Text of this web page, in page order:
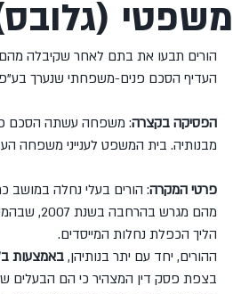
משפטי
הורים תבעו את בתם לאחר שקיבלה
העדיף הסכם פנים-משפחתי שנערך בע"פ
הפסיקה בקצרה: משפחה עשתה הסכם
מבנותיה. בית המשפט לענייני משפחה
פרטי המקרה: הורים בעלי נחלה במושב
מהם מגרש
הליך הכפלת נחלות המייסדים.
ההורים, יחד עם יתר בנותיהן, באמצעות
בצפת פסק דין המצהיר כי הם הבעלים של